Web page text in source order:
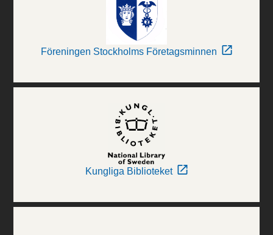
Föreningen Stockholms Företagsminnen
Kungliga Biblioteket